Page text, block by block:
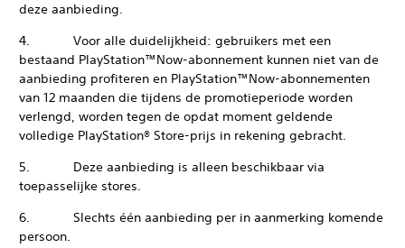
deze aanbieding.
4. Voor alle duidelijkheid: gebruikers met een
bestaand PlayStation™Now-abonnement kunnen niet van de
aanbieding profiteren en PlayStation™Now-abonnementen
van 12 maanden die tijdens de promotieperiode worden
verlengd, worden tegen de opdat moment geldende
volledige PlayStation® Store-prijs in rekening gebracht.
5. Deze aanbieding is alleen beschikbaar via
toepasselijke stores.
6. Slechts één aanbieding per in aanmerking komende
persoon.